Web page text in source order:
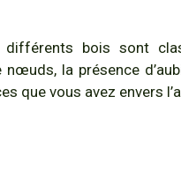
bois sont
la présence
que vous avez envers